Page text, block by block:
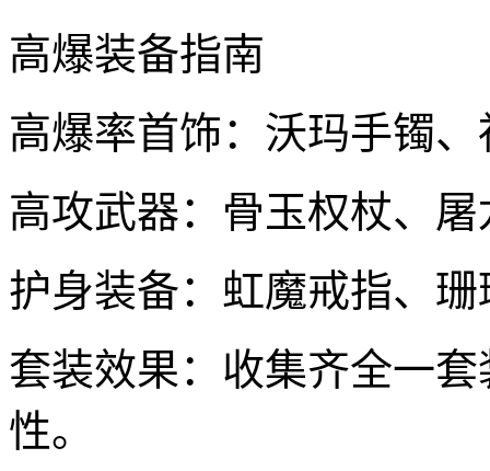
高爆装备指南
高爆率首饰：沃玛手镯
高攻武器：骨玉权杖、
护身装备：虹魔戒指、
套装效果：收集齐全一
性。